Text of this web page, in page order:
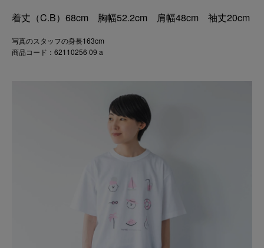
着丈（C.B）68cm 胸幅52.2cm 肩幅48cm 袖丈20cm
写真のスタッフの身長163cm
商品コード：62110256 09 a